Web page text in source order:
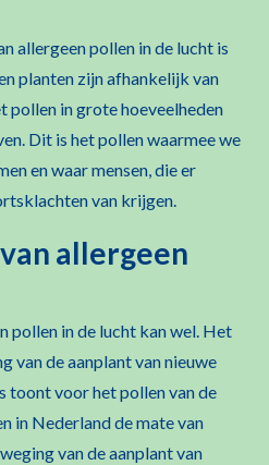
allergeen pollen in de lucht is
planten zijn afhankelijk van
in grote hoeveelheden
Dit is het pollen waarmee we
en waar mensen, die er
van krijgen.
allergeen
pollen in de lucht kan wel. Het
van de aanplant van nieuwe
toont voor het pollen van de
in Nederland de mate van
van de aanplant van